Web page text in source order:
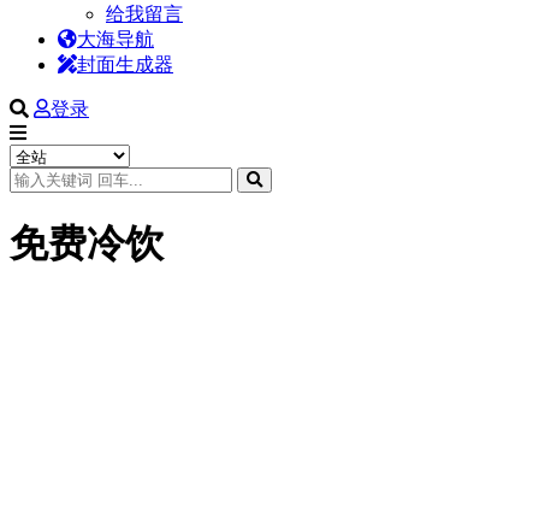
给我留言
大海导航
封面生成器
登录
免费冷饮